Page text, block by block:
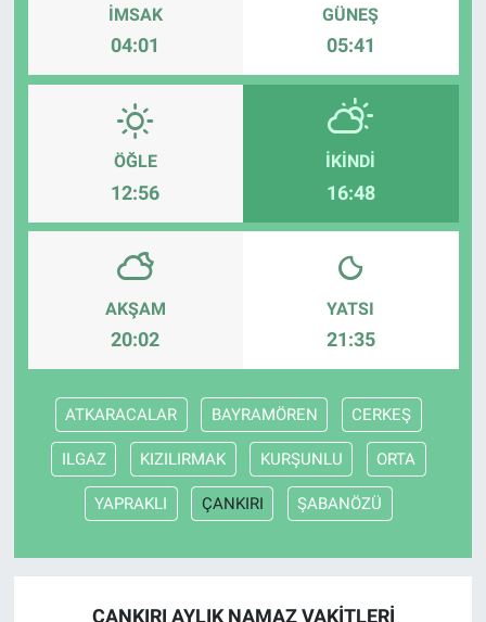
İMSAK
04:01
GÜNEŞ
05:41
ÖĞLE
12:56
İKINDI
16:48
AKŞAM
20:02
YATSI
21:35
ATKARACALAR BAYRAMÖREN CERKEŞ
ILGAZ KIZILIRMAK KURŞUNLU ORTA
YAPRAKLI ÇANKIRI ŞABANÖZÜ
ÇANKIRI AYLIK NAMAZ VAKITLERI
Magazin